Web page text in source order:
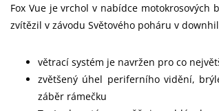
Fox Vue je vrchol v nabídce motokrosových
zvítězil v závodu Světového poháru v
větrací systém je navržen pro co
zvětšený úhel periferního vidění,
záběr rámečku